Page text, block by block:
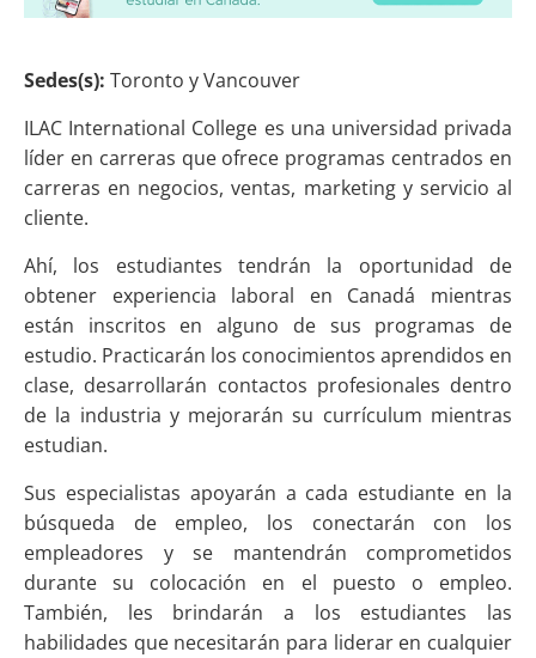
Sedes(s): Toronto y Vancouver
ILAC International College es una universidad privada
líder en carreras que ofrece programas centrados en
carreras en negocios, ventas, marketing y servicio al
cliente.
Ahí, los estudiantes tendrán la oportunidad de
obtener experiencia laboral en Canadá mientras
están inscritos en alguno de sus programas de
estudio. Practicarán los conocimientos aprendidos en
clase, desarrollarán contactos profesionales dentro
de la industria y mejorarán su currículum mientras
estudian.
Sus especialistas apoyarán a cada estudiante en la
búsqueda de empleo, los conectarán con los
empleadores y se mantendrán comprometidos
durante su colocación en el puesto o empleo.
También, les brindarán a los estudiantes las
habilidades que necesitarán para liderar en cualquier